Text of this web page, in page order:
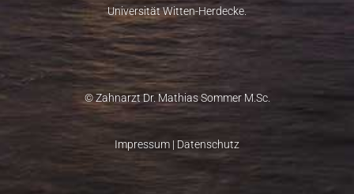
Universität Witten-Herdecke.
© Zahnarzt Dr. Mathias Sommer M.Sc.
Impressum | Datenschutz